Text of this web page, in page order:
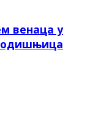
венаца у